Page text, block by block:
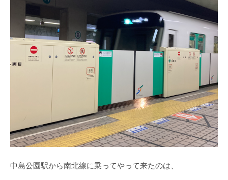
中島公園駅から南北線に乗ってやって来たのは、